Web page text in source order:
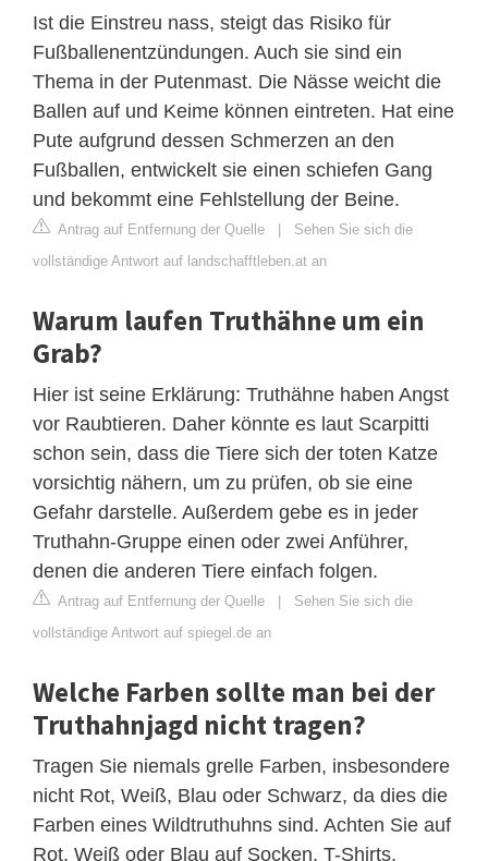
Ist die Einstreu nass, steigt das Risiko für
Fußballenentzündungen. Auch sie sind ein
Thema in der Putenmast. Die Nässe weicht die
Ballen auf und Keime können eintreten. Hat eine
Pute aufgrund dessen Schmerzen an den
Fußballen, entwickelt sie einen schiefen Gang
und bekommt eine Fehlstellung der Beine.
Antrag auf Entfernung der Quelle | Sehen Sie sich die
vollständige Antwort auf landschafftleben.at an
Warum laufen Truthähne um ein
Grab?
Hier ist seine Erklärung: Truthähne haben Angst
vor Raubtieren. Daher könnte es laut Scarpitti
schon sein, dass die Tiere sich der toten Katze
vorsichtig nähern, um zu prüfen, ob sie eine
Gefahr darstelle. Außerdem gebe es in jeder
Truthahn-Gruppe einen oder zwei Anführer,
denen die anderen Tiere einfach folgen.
Antrag auf Entfernung der Quelle | Sehen Sie sich die
vollständige Antwort auf spiegel.de an
Welche Farben sollte man bei der
Truthahnjagd nicht tragen?
Tragen Sie niemals grelle Farben, insbesondere
nicht Rot, Weiß, Blau oder Schwarz, da dies die
Farben eines Wildtruthuhns sind. Achten Sie auf
Rot, Weiß oder Blau auf Socken, T-Shirts,